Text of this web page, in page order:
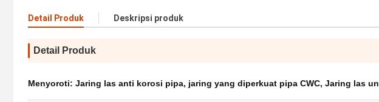
Detail Produk Deskripsi produk
Detail Produk
Menyoroti: Jaring las anti korosi pipa, jaring yang diperkuat pipa CWC, Jaring las